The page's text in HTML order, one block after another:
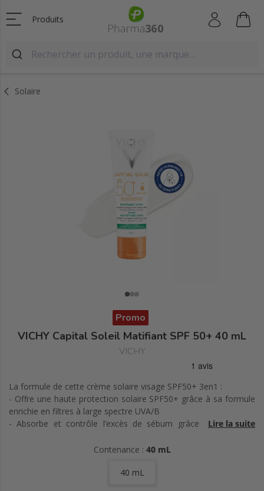
Produits
Solaire
Promo
VICHY Capital Soleil Matifiant SPF 50+ 40 mL
VICHY
La formule de cette crème solaire visage SPF50+ 3en1 :
- Offre une haute protection solaire SPF50+ grâce à sa formule
enrichie en filtres à large spectre UVA/B
- Absorbe et contrôle l’excès de sébum grâce à la formule
- Protège la peau grâce à une formule enrichie en extrait de
- Est sensorielle grâce à son toucher sec pour un fini mat
Lire la suite
Contenance : 40 mL
40 mL